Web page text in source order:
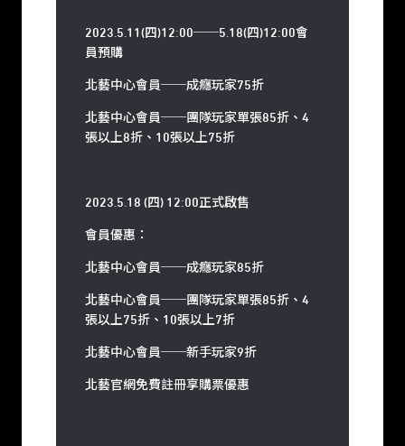
2023.5.11(四)12:00──5.18(四)12:00會
員預購
北藝中心會員──成癮玩家75折
北藝中心會員──團隊玩家單張85折、4
張以上8折、10張以上75折
2023.5.18 (四) 12:00正式啟售
會員優惠：
北藝中心會員──成癮玩家85折
北藝中心會員──團隊玩家單張85折、4
張以上75折、10張以上7折
北藝中心會員──新手玩家9折
北藝官網免費註冊享購票優惠